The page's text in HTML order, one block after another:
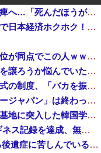
愛煙家「喫煙者の権利がマジで侵害されてる。これ合法ですから。いくら税金を我々が払ってるんだと。副流煙もクソもあるのかな」
【P】エッセイスト「原爆を二度と使わせてはならない」→リプ「もちろん中国の核も非難する？」→即ブロック
【九州名物】鶏刺し食べた医師、全身麻痺へ…「死んだほうが良かった」
【悲報】円安容認派「円安は輸出が伸びで日本経済ホクホク！」⇒ 世界に売る物が無さすぎて輸出額で韓国に惨敗・・・
日本をダメにした総理大臣、ワースト１位が同点でこの人ｗｗｗｗｗｗ
夫さん、電車内で妊婦さんらしき人に席を譲ろうか悩んでいたら隣の男性に先を越される→まさかの展開に発展し、とんでもない空気が漂い始めてしまうｗｗｗ...
小学生の段階で人生を確定させるドイツ式の制度、「バカを振い落せるから合理的だ」と自惚れていた結果……
韓国人の対日好感度が過去最高に、「ノージャパン」は終わった？＝ネット「中国より100倍いい」
【悲報】「米軍を粉砕しろ！」在韓米軍基地に突入した韓国学生、即逮捕
日産e-power、無給油で1980km走行しギネス記録を達成、無駄な発電や送電ロスなくEVよりエコを証明
【悲報】 ケンコバがコロナの特殊すぎる後遺症に苦しんでいる模様…お前らの周りにもこんな奴いる？